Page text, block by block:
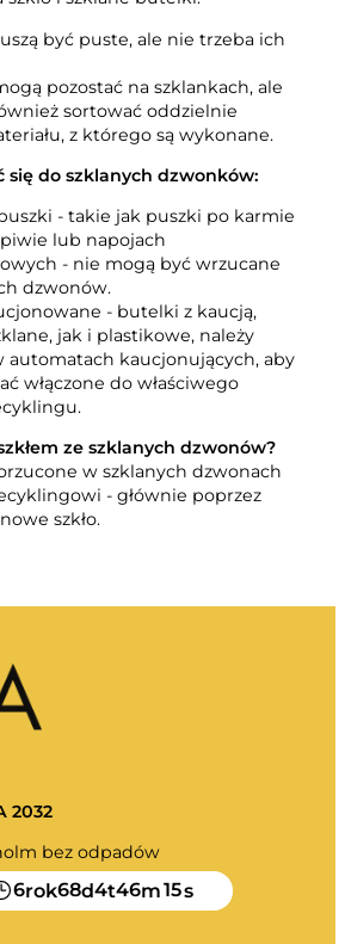
(prywatne)
zasad BRK
odpadów
być puste, ale nie trzeba ich
pozostać na szklankach, ale
sortować oddzielnie
z którego są wykonane.
się do szklanych dzwonków:
- takie jak puszki po karmie
lub napojach
- nie mogą być wrzucane
dzwonów.
- butelki z kaucją,
jak i plastikowe, należy
automatach kaucjonujących, aby
włączone do właściwego
ze szklanych dzwonów?
w szklanych dzwonach
- głównie poprzez
szkło.
2032
bez odpadów
6rok68d4t46m15s